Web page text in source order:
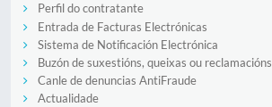
Perfil do contratante
Entrada de Facturas Electrónicas
Sistema de Notificación Electrónica
Buzón de suxestións, queixas ou reclamacións
Canle de denuncias AntiFraude
Actualidade